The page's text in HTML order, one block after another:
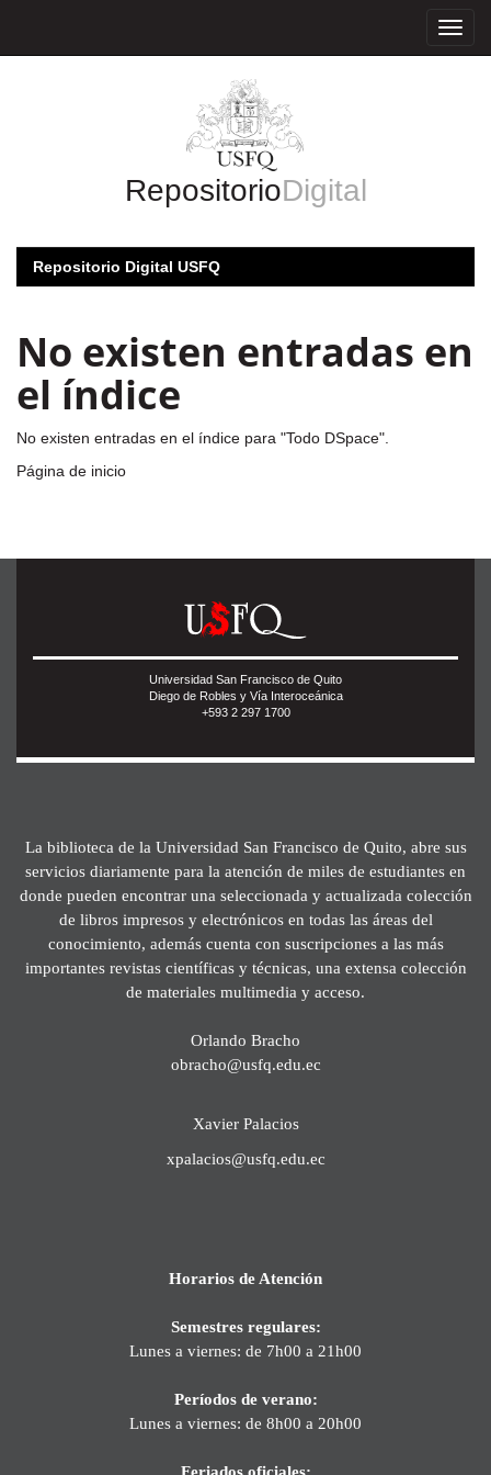
RepositorioDigital
Repositorio Digital USFQ
No existen entradas en
el índice
No existen entradas en el índice para "Todo DSpace".
Página de inicio
Universidad San Francisco de Quito
Diego de Robles y Vía Interoceánica
+593 2 297 1700
La biblioteca de la Universidad San Francisco de Quito, abre sus
servicios diariamente para la atención de miles de estudiantes en
donde pueden encontrar una seleccionada y actualizada colección
de libros impresos y electrónicos en todas las áreas del
conocimiento, además cuenta con suscripciones a las más
importantes revistas científicas y técnicas, una extensa colección
de materiales multimedia y acceso.
Orlando Bracho
obracho@usfq.edu.ec
Xavier Palacios
xpalacios@usfq.edu.ec
Horarios de Atención
Semestres regulares:
Lunes a viernes: de 7h00 a 21h00
Períodos de verano:
Lunes a viernes: de 8h00 a 20h00
Feriados oficiales: